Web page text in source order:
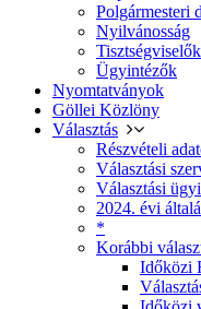
Polgármesteri
Nyilvánosság
Tisztségviselők
Ügyintézők
Nyomtatványok
Göllei Közlöny
Választás
Részvételi
Választási
Választási
2024. évi
*
Korábbi
Időközi